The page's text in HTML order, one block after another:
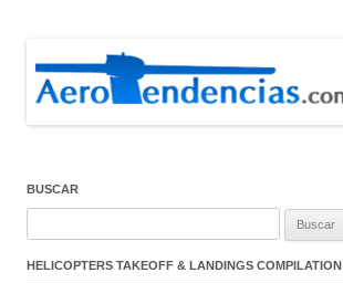
BUSCAR
HELICOPTERS TAKEOFF & LANDINGS COMPILATION